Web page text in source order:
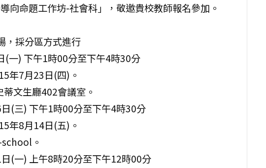
向命題工作坊-社會科」，敬邀貴校教師報名參加。
，採分區方式進行
一) 下午1時00分至下午4時30分
年7月23日(四)。
文生廳402會議室。
(三) 下午1時00分至下午4時30分
年8月14日(五)。
。
(一) 上午8時20分至下午12時00分